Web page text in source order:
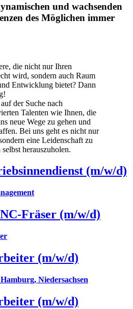
und wachsenden
des Möglichen immer
die nicht nur Ihren
wird, sondern auch Raum
Entwicklung bietet? Dann
der Suche nach
Talenten wie Ihnen, die
neue Wege zu gehen und
Bei uns geht es nicht nur
eine Leidenschaft zu
herauszuholen.
(m/w/d)
Fräser (m/w/d)
(m/w/d)
Niedersachsen
(m/w/d)